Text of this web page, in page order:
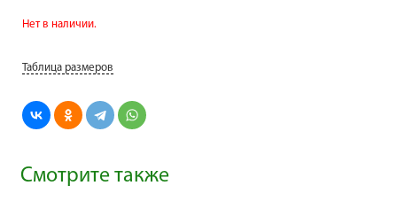
Нет в наличии.
Таблица размеров
Смотрите также